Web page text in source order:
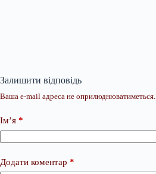
Залишити відповідь
Ваша e-mail адреса не оприлюднюватиметься.
Ім’я *
Додати коментар *